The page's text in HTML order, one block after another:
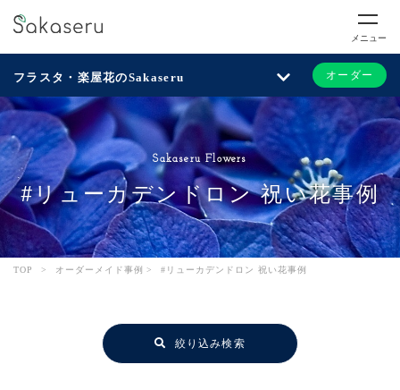
メニュー
フラスタ・楽屋花のSakaseru オーダー
Sakaseru Flowers
#リューカデンドロン 祝い花事例
TOP > オーダーメイド事例 > #リューカデンドロン 祝い花事例
絞り込み検索